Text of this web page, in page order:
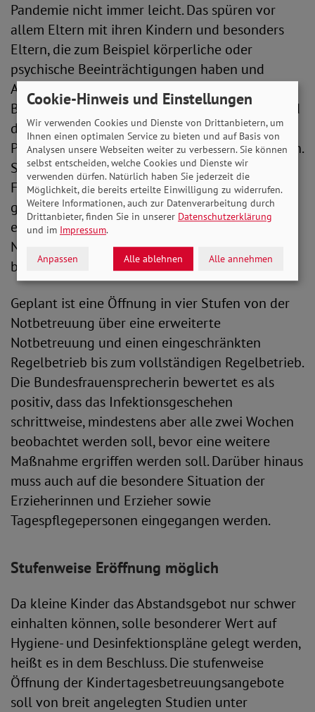
Pandemie nicht immer leicht. Das spüren vor
allem Eltern mit ihren Kindern und besonders
Eltern, die zum Beispiel körperliche oder
psychische Beeinträchtigungen haben und
Alleinerziehende, so Jutta König,
Bundesfrauensprecherin und Präsidiumsmitglied
des SoVD. „Sie brauchen endlich eine
Perspektive“, fordert die Bundesfrauensprecherin.
Sie begrüßt, dass jetzt die Jugend- und
Familienministerkonferenz der Länder (JFMK)
gemeinsam mit dem Bundesfamilienministerium
einen behutsamen Wiedereinstieg in den
Normalbetrieb der Kindertagesbetreuung
beschlossen haben.
Geplant ist eine Öffnung in vier Stufen von der
Notbetreuung über eine erweiterte
Notbetreuung und einen eingeschränkten
Regelbetrieb bis zum vollständigen Regelbetrieb.
Die Bundesfrauensprecherin bewertet es als
positiv, dass das Infektionsgeschehen
schrittweise, mindestens aber alle zwei Wochen
beobachtet werden soll, bevor eine weitere
Maßnahme ergriffen werden soll. Darüber hinaus
muss auch auf die besondere Situation der
Erzieherinnen und Erzieher sowie
Tagespflegepersonen eingegangen werden.
Stufenweise Eröffnung möglich
Da kleine Kinder das Abstandsgebot nur schwer
einhalten können, solle besonderer Wert auf
Hygiene- und Desinfektionspläne gelegt werden,
heißt es in dem Beschluss. Die stufenweise
Öffnung der Kindertagesbetreuungsangebote
soll von breit angelegten Studien unter
Cookie-Hinweis und Einstellungen
Wir verwenden Cookies und Dienste von Drittanbietern, um
Ihnen einen optimalen Service zu bieten und auf Basis von
Analysen unsere Webseiten weiter zu verbessern. Sie können
selbst entscheiden, welche Cookies und Dienste wir
verwenden dürfen. Natürlich haben Sie jederzeit die
Möglichkeit, die bereits erteilte Einwilligung zu widerrufen.
Weitere Informationen, auch zur Datenverarbeitung durch
Drittanbieter, finden Sie in unserer Datenschutzerklärung
und im Impressum.
Anpassen Alle ablehnen Alle annehmen